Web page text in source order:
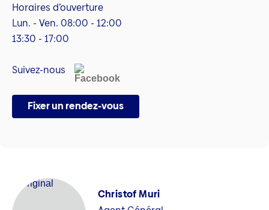
Horaires d’ouverture
Lun. - Ven. 08:00 - 12:00
13:30 - 17:00
Suivez-nous
Fixer un rendez-vous
Christof Muri